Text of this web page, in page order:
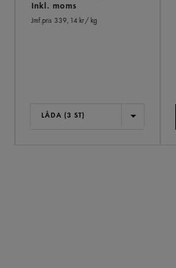
Inkl. moms
Jmf.pris 339,14 kr/ kg
LÅDA (3 ST)